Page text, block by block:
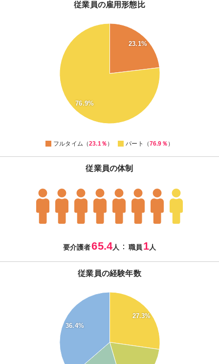
従業員の雇用形態比
23.1%
76.9%
フルタイム（23.1％ ） パート（76.9％ ）
従業員の体制
要介護者65.4人 ： 職員 1人
従業員の経験年数
27.3%
36.4%